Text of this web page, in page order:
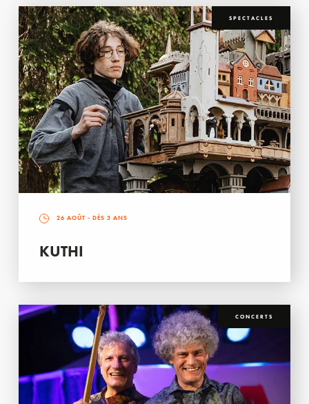
SPECTACLES
26 AOÛT - DÈS 3 ANS
KUTHI
CONCERTS